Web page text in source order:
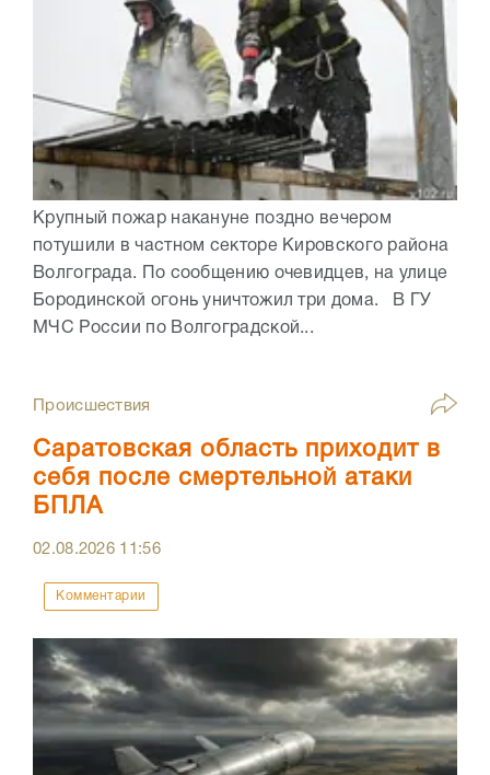
Крупный пожар накануне поздно вечером
потушили в частном секторе Кировского района
Волгограда. По сообщению очевидцев, на улице
Бородинской огонь уничтожил три дома. В ГУ
МЧС России по Волгоградской...
Происшествия
Саратовская область приходит в
себя после смертельной атаки
БПЛА
02.08.2026 11:56
Комментарии